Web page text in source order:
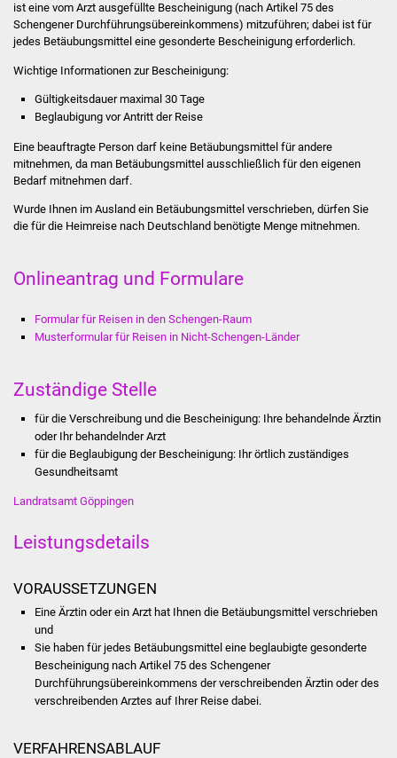
Ortsrecht
FNP / Bebauungspläne
Stadtinfo
Partnerstädte
Projekte
Schulentwicklung Bizet
Dienstleistungen
Lebenslagen
Formulare
ist eine vom Arzt ausgefüllte Bescheinigung (nach Artikel 75 des
Schengener Durchführungsübereinkommens) mitzuführen; dabei ist für
jedes Betäubungsmittel eine gesonderte Bescheinigung erforderlich.
Wichtige Informationen zur Bescheinigung:
Gültigkeitsdauer maximal 30 Tage
Beglaubigung vor Antritt der Reise
Eine beauftragte Person darf keine Betäubungsmittel für andere
mitnehmen, da man Betäubungsmittel ausschließlich für den eigenen
Bedarf mitnehmen darf.
Wurde Ihnen im Ausland ein Betäubungsmittel verschrieben, dürfen Sie
die für die Heimreise nach Deutschland benötigte Menge mitnehmen.
Onlineantrag und Formulare
Formular für Reisen in den Schengen-Raum
Musterformular für Reisen in Nicht-Schengen-Länder
Zuständige Stelle
für die Verschreibung und die Bescheinigung: Ihre behandelnde Ärztin
oder Ihr behandelnder Arzt
für die Beglaubigung der Bescheinigung: Ihr örtlich zuständiges
Gesundheitsamt
Landratsamt Göppingen
Leistungsdetails
VORAUSSETZUNGEN
Eine Ärztin oder ein Arzt hat Ihnen die Betäubungsmittel verschrieben
und
Sie haben für jedes Betäubungsmittel eine beglaubigte gesonderte
Bescheinigung nach Artikel 75 des Schengener
Durchführungsübereinkommens der verschreibenden Ärztin oder des
verschreibenden Arztes auf Ihrer Reise dabei.
VERFAHRENSABLAUF